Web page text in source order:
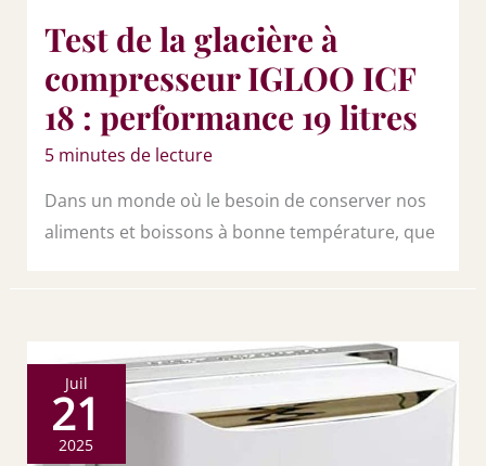
Test de la glacière à
compresseur IGLOO ICF
18 : performance 19 litres
5 minutes de lecture
Dans un monde où le besoin de conserver nos
aliments et boissons à bonne température, que
Juil
21
2025